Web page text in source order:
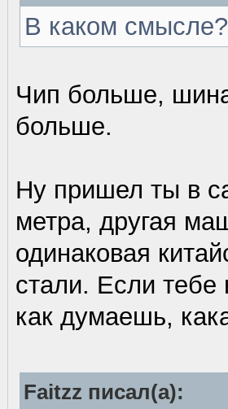
В каком смысле?
Чип больше,
больше.
Ну пришел ты в
метра, другая
одинаковая
стали. Если тебе
как думаешь,
Faitzz писал(а):